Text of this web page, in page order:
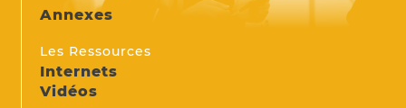
Annexes
Les Ressources
Internets
Vidéos